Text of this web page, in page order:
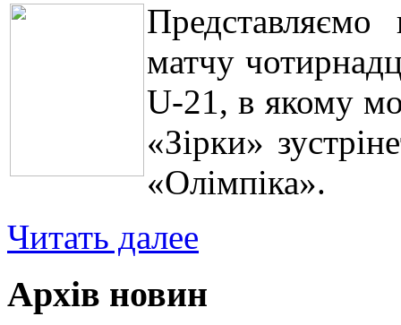
Представляємо
матчу
U-21, в якому
«Зірки»
«Олімпіка».
Читать далее
Архів новин